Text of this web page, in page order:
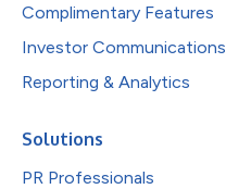
Complimentary Features
Investor Communications
Reporting & Analytics
Solutions
PR Professionals